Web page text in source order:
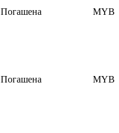
Погашена
Погашена